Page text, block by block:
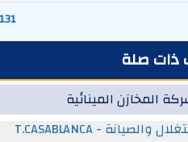
131
صلة
المخازن المينائية
مباراة لتوظيف تقني في الاستغلال والصيانة T.CASABLANCA -